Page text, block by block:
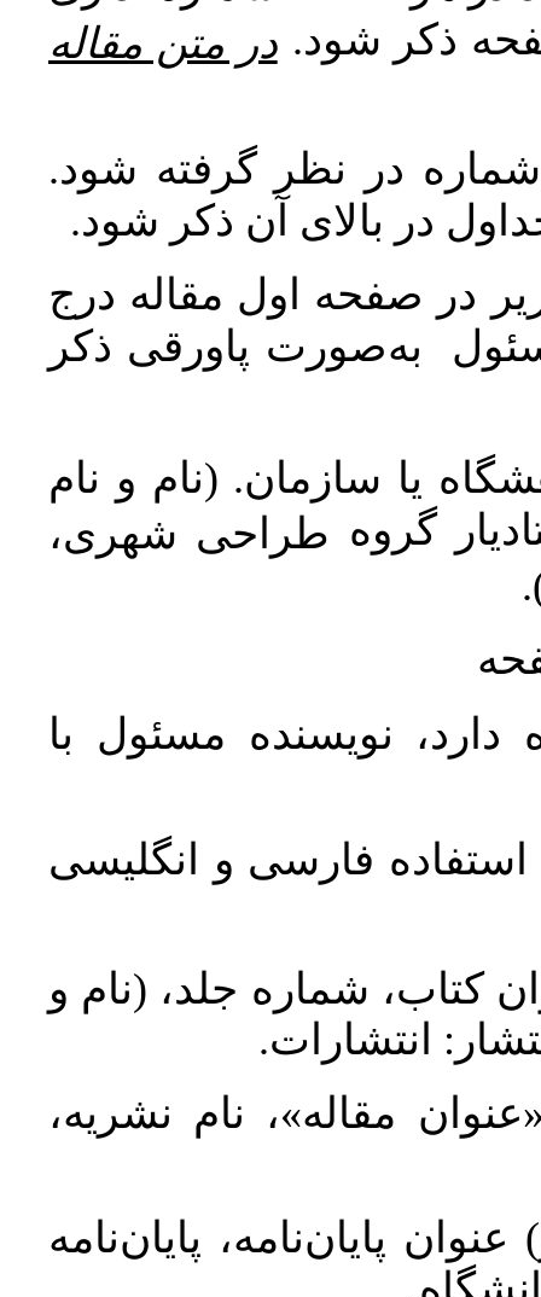
ذکر شود. در متن مقاله
در نظر گرفته شود.
در بالای آن ذکر شود.
در صفحه اول مقاله درج
به‌صورت پاورقی ذکر
یا سازمان. (نام و نام
گروه طراحی شهری،
نویسنده مسئول با
استفاده فارسی و انگلیسی
کتاب، شماره جلد، (نام و
انتشارات.
مقاله»، نام نشریه،
پایان‌نامه، پایان‌نامه